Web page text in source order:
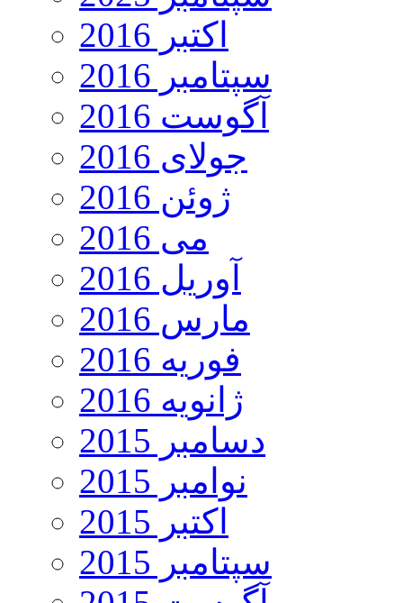
اکتبر 2016
سپتامبر 2016
آگوست 2016
جولای 2016
ژوئن 2016
می 2016
آوریل 2016
مارس 2016
فوریه 2016
ژانویه 2016
دسامبر 2015
نوامبر 2015
اکتبر 2015
سپتامبر 2015